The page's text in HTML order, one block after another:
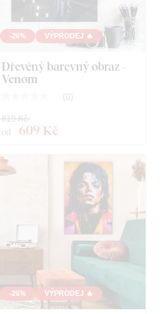
-26% VÝPRODEJ 🔥
Dřevěný barevný obraz -
Venom
( 0 )
od 609 Kč
819 Kč
-26% VÝPRODEJ 🔥